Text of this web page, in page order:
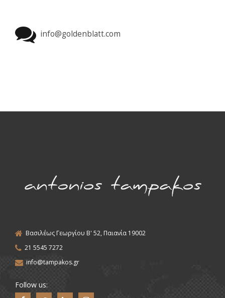
info@goldenblatt.com
Βασιλέως Γεωργίου Β' 52, Παιανία 19002
21 5545 7272
info@tampakos.gr
Follow us: